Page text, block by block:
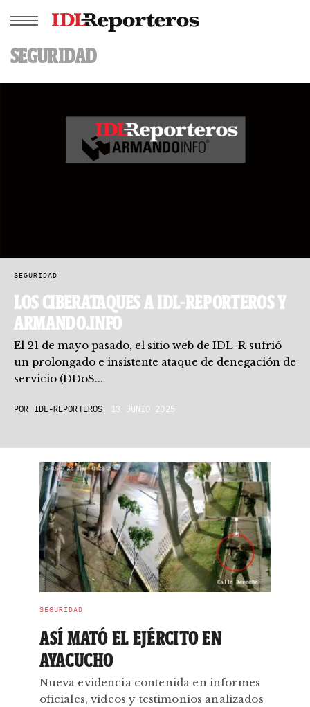
SEGURIDAD
SEGURIDAD
LOS CIBERATAQUES A IDL-REPORTEROS Y
ARMANDO.INFO
El 21 de mayo pasado, el sitio web de IDL-R sufrió
un prolongado e insistente ataque de denegación de
servicio (DDoS...
POR IDL-REPORTEROS 13 JUNIO 2025
SEGURIDAD
ASÍ MATÓ EL EJÉRCITO EN
AYACUCHO
Nueva evidencia contenida en informes
oficiales, videos y testimonios analizados